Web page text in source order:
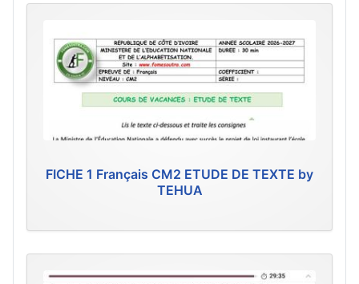
FICHE 1 Français CM2 ETUDE DE TEXTE by
TEHUA